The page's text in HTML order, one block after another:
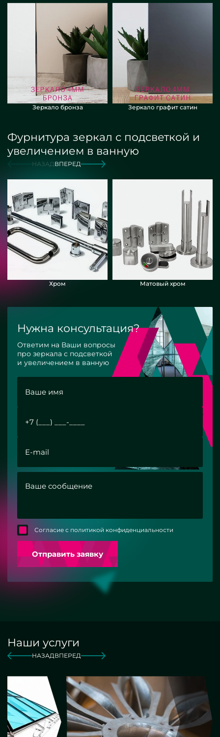
Зеркало бронза Зеркало графит сатин
Фурнитура зеркал с подсветкой и
увеличением в ванную
НАЗАДВПЕРЕД
Хром Матовый хром
Нужна консультация?
Ответим на Ваши вопросы
про зеркала с подсветкой
и увеличением в ванную
Согласие с политикой конфиденциальности
Отправить заявку
Наши услуги
НАЗАДВПЕРЕД